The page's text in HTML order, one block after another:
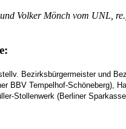
Volker Mönch vom UNL,
Bezirksbürgermeister und
Tempelhof-Schöneberg),
Stollenwerk (Berliner